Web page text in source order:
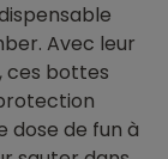
Avec leur
ces bottes
dose de fun à